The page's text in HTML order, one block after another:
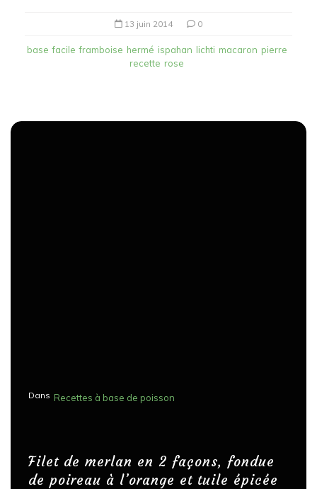
13 juin 2014 0
base facile framboise hermé ispahan lichti macaron pierre
recette rose
Dans Recettes à base de poisson
Filet de merlan en 2 façons, fondue
de poireau à l’orange et tuile épicée